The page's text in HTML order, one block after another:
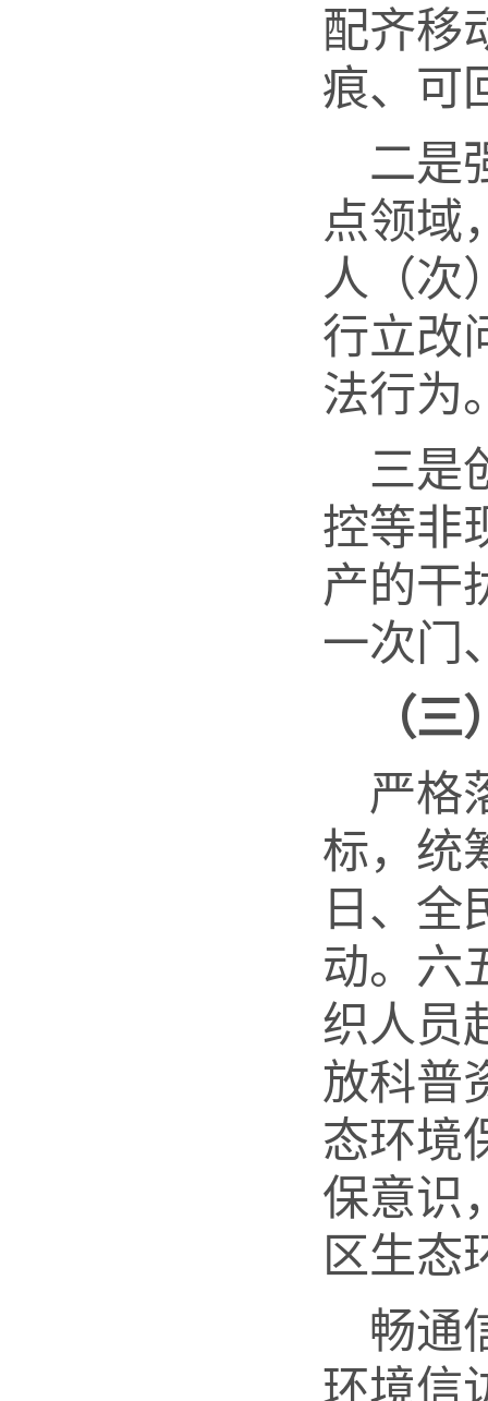
配齐移
痕、可
二是
点领域
人（次
行立改
法行为
三是
控等非
产的干
一次门
（三
严格
标，统
日、全
动。六
织人员
放科普
态环境
保意识
区生态
畅通
环境信